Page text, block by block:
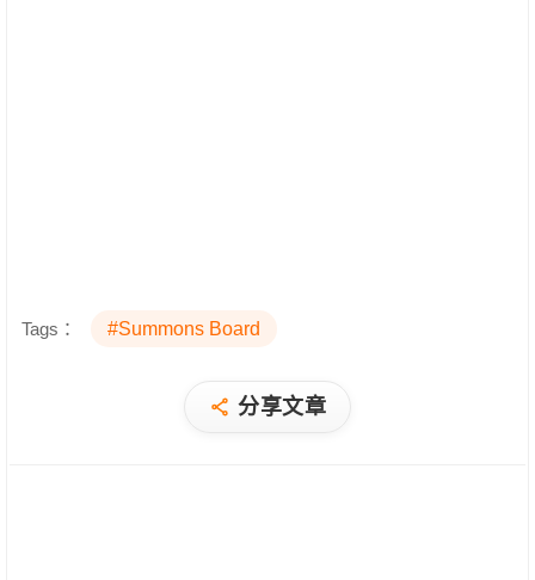
Tags： #Summons Board
分享文章